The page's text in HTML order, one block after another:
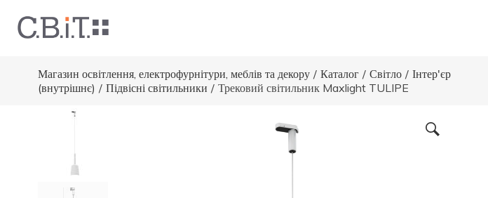
Магазин освітлення, електрофурнітури, меблів та декору / Каталог / Світло / Інтер'єр
(внутрішнє) / Підвісні світильники / Трековий світильник Maxlight TULIPE